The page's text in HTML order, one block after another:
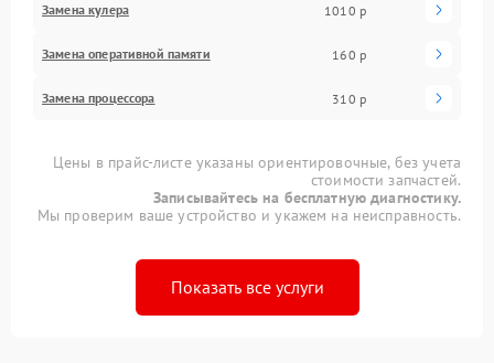
Замена кулера 1010 р
Замена оперативной памяти 160 р
Замена процессора 310 р
Цены в прайс-листе указаны ориентировочные, без учета
стоимости запчастей.
Записывайтесь на бесплатную диагностику.
Мы проверим ваше устройство и укажем на неисправность.
Показать все услуги